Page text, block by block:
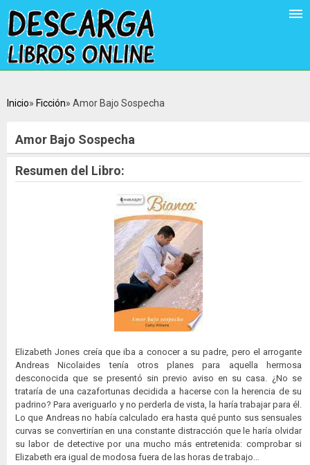
Inicio Ficción Amor Bajo Sospecha
Amor Bajo Sospecha
Resumen del Libro:
Elizabeth Jones creía que iba a conocer a su padre, pero el arrogante
Andreas Nicolaides tenía otros planes para aquella hermosa
desconocida que se presentó sin previo aviso en su casa. ¿No se
trataría de una cazafortunas decidida a hacerse con la herencia de su
padrino? Para averiguarlo y no perderla de vista, la haría trabajar para él.
Lo que Andreas no había calculado era hasta qué punto sus sensuales
curvas se convertirían en una constante distracción que le haría olvidar
su labor de detective por una mucho más entretenida: comprobar si
Elizabeth era igual de modosa fuera de las horas de trabajo…